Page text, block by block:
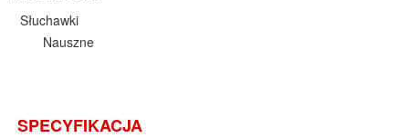
Słuchawki
Nauszne
SPECYFIKACJA